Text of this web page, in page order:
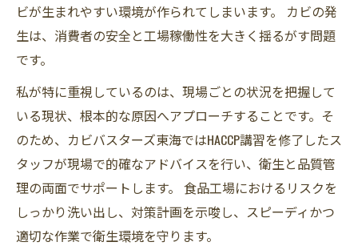
ビが生まれやすい環境が作られてしまいます。 カビの発
生は、消費者の安全と工場稼働性を大きく揺るがす問題
です。
私が特に重視しているのは、現場ごとの状況を把握して
いる現状、根本的な原因へアプローチすることです。そ
のため、カビバスターズ東海ではHACCP講習を修了したス
タッフが現場で的確なアドバイスを行い、衛生と品質管
理の両面でサポートします。 食品工場におけるリスクを
しっかり洗い出し、対策計画を示唆し、スピーディかつ
適切な作業で衛生環境を守ります。